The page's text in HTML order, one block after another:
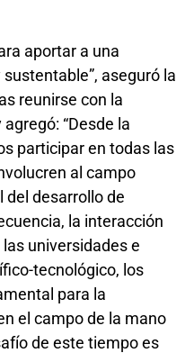
aportar a una
aseguró la
reunirse con la
“Desde la
participar en todas las
al campo
del desarrollo de
la interacción
universidades e
tecnológico, los
para la
el campo de la mano
de este tiempo es